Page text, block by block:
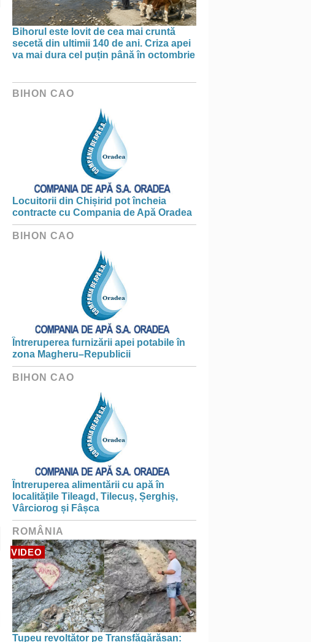
Bihorul este lovit de cea mai cruntă
secetă din ultimii 140 de ani. Criza apei
va mai dura cel puțin până în octombrie
BIHON CAO
Locuitorii din Chișirid pot încheia
contracte cu Compania de Apă Oradea
BIHON CAO
Întreruperea furnizării apei potabile în
zona Magheru–Republicii
BIHON CAO
Întreruperea alimentării cu apă în
localitățile Tileagd, Tilecuș, Șerghiș,
Vârciorog și Fâșca
ROMÂNIA
VIDEO
Tupeu revoltător pe Transfăgărășan: